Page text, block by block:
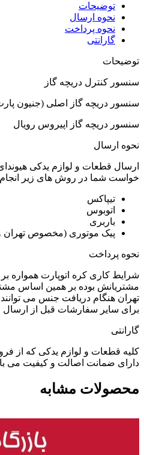
توضیحات
نحوه ارسال
نحوه پرداخت
گارانتی
توضیحات
سنسور کنترل دریچه گاز
سنسور دریچه گاز اصلی (جنیون
سنسور دریچه گاز اپیروس رویال
نحوه ارسال
ارسال قطعات و لوازم یدکی
خواست شما در روش های زیر
تیپاکس
اتوبوس
باربری
پیک موتوری (مخصوص تهران
نحوه پرداخت
شرایط کاری کره اتوپارت همواره
مشتریانش بوده بر همین اساس
تهران هنگام دریافت جنس می
برای سایر سفارشات قبل از ارسال
گارانتی
کلیه قطعات و لوازم یدکی که از
دارای ضمانت اصالت و کیفیت می
محصولات مشابه